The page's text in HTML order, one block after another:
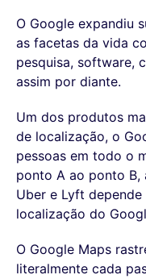
O Google expandiu
as facetas da vida
pesquisa, software,
assim por diante.
Um dos produtos
de localização, o
pessoas em todo o
ponto A ao ponto B,
Uber e Lyft
localização do
O Google Maps
literalmente cada